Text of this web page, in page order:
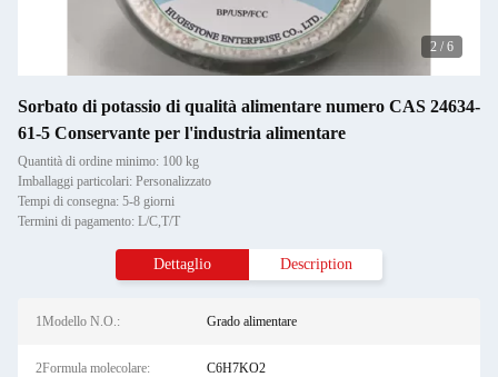
2 / 6
Sorbato di potassio di qualità alimentare numero CAS 24634-
61-5 Conservante per l'industria alimentare
Quantità di ordine minimo: 100 kg
Imballaggi particolari: Personalizzato
Tempi di consegna: 5-8 giorni
Termini di pagamento: L/C,T/T
Dettaglio Description
1Modello N.O.: Grado alimentare
2Formula molecolare: C6H7KO2